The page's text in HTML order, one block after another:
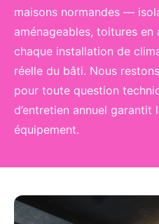
maisons normandes —
aménageables, toitures
chaque installation de
réelle du bâti. Nous
pour toute question
d’entretien annuel
équipement.